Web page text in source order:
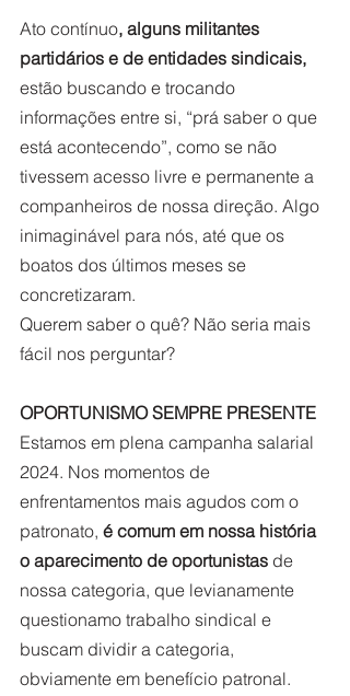
Ato contínuo, alguns militantes
partidários e de entidades sindicais,
estão buscando e trocando
informações entre si, “prá saber o que
está acontecendo”, como se não
tivessem acesso livre e permanente a
companheiros de nossa direção. Algo
inimaginável para nós, até que os
boatos dos últimos meses se
concretizaram.
Querem saber o quê? Não seria mais
fácil nos perguntar?
OPORTUNISMO SEMPRE PRESENTE
Estamos em plena campanha salarial
2024. Nos momentos de
enfrentamentos mais agudos com o
patronato, é comum em nossa história
o aparecimento de oportunistas de
nossa categoria, que levianamente
questionamo trabalho sindical e
buscam dividir a categoria,
obviamente em benefício patronal.